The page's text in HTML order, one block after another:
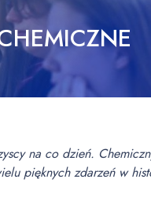
na co dzień.
pięknych zdarzeń w